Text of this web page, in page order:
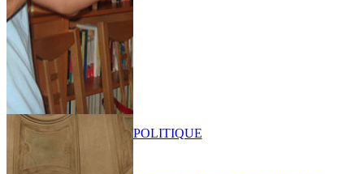
POLITIQUE